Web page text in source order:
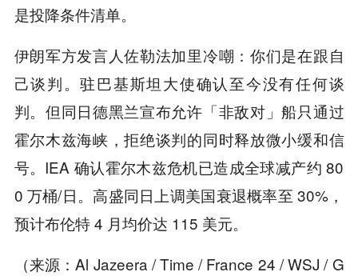
是投降条件清单。
伊朗军方发言人佐勒法加里冷嘲：你们是在跟自
己谈判。驻巴基斯坦大使确认至今没有任何谈
判。但同日德黑兰宣布允许「非敌对」船只通过
霍尔木兹海峡，拒绝谈判的同时释放微小缓和信
号。IEA 确认霍尔木兹危机已造成全球减产约 80
0 万桶/日。高盛同日上调美国衰退概率至 30%，
预计布伦特 4 月均价达 115 美元。
（来源：Al Jazeera / Time / France 24 / WSJ / G